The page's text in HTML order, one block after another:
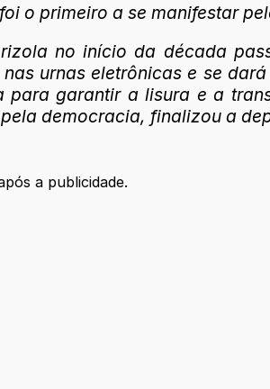
o primeiro a se manifestar
no início da década
urnas eletrônicas e se
garantir a lisura e a
democracia, finalizou a
a publicidade.